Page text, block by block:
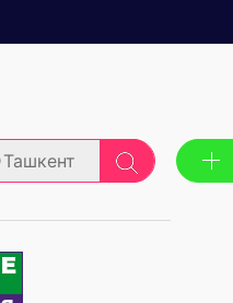
Ташкент